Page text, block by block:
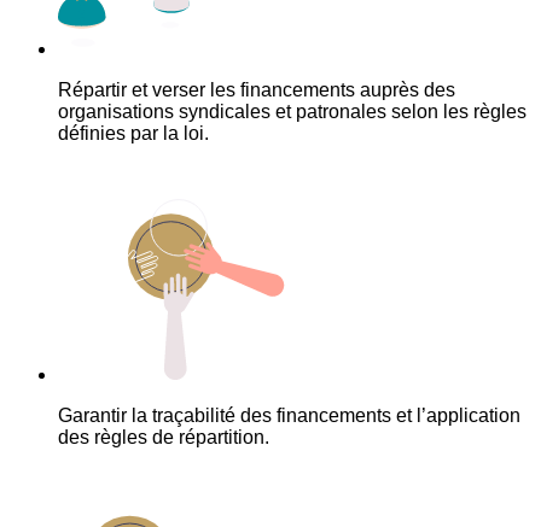
Répartir et verser les financements auprès des
organisations syndicales et patronales selon les règles
définies par la loi.
Garantir la traçabilité des financements et l’application
des règles de répartition.